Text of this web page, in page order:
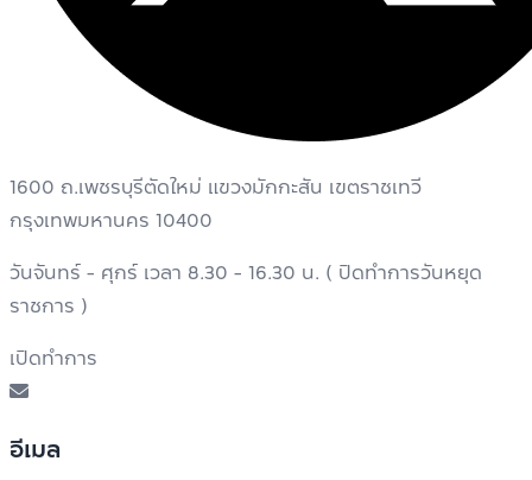
1600 ถ.เพชรบุรีตัดใหม่ แขวงมักกะสัน เขตราชเทวี
กรุงเทพมหานคร 10400
วันจันทร์ - ศุกร์ เวลา 8.30 - 16.30 น. ( ปิดทำการวันหยุด
ราชการ )
เปิดทำการ
อีเมล